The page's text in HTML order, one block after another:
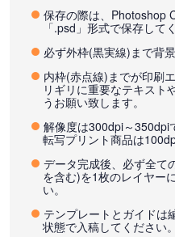
保存の際は、Photoshop
「.psd」形式で保存して
必ず外枠(黒実線)まで背
内枠(赤点線)までが印刷
リギリに重要なテキスト
うお願い致します。
解像度は300dpi～350dpi
転写プリント商品は
データ完成後、必ず全て
を含む)を1枚のレイヤー
い。
テンプレートとガイドは
状態で入稿してください。